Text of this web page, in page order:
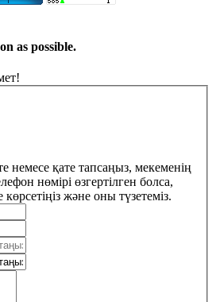
as possible.
немесе қате тапсаңыз, мекеменің
нөмірі өзгертілген болса,
және оны түзетеміз.